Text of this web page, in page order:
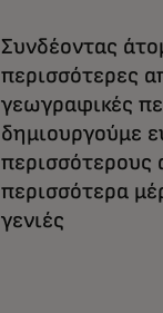
Συνδέοντας
περισσότερες
γεωγραφικές
δημιουργούμε
περισσότερα
γενιές